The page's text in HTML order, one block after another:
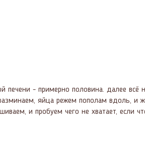
- примерно половина. далее всё
яйца режем пополам вдоль, и
и пробуем чего не хватает, если